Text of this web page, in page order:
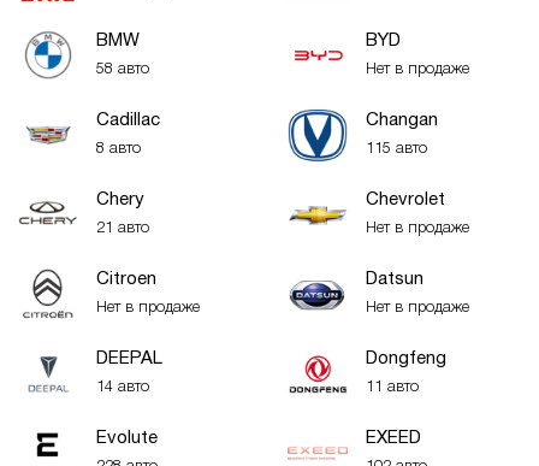
BMW
58 авто
BYD
Нет в продаже
Cadillac
8 авто
Changan
115 авто
Chery
21 авто
Chevrolet
Нет в продаже
Citroen
Нет в продаже
Datsun
Нет в продаже
DEEPAL
14 авто
Dongfeng
11 авто
Evolute EXEED